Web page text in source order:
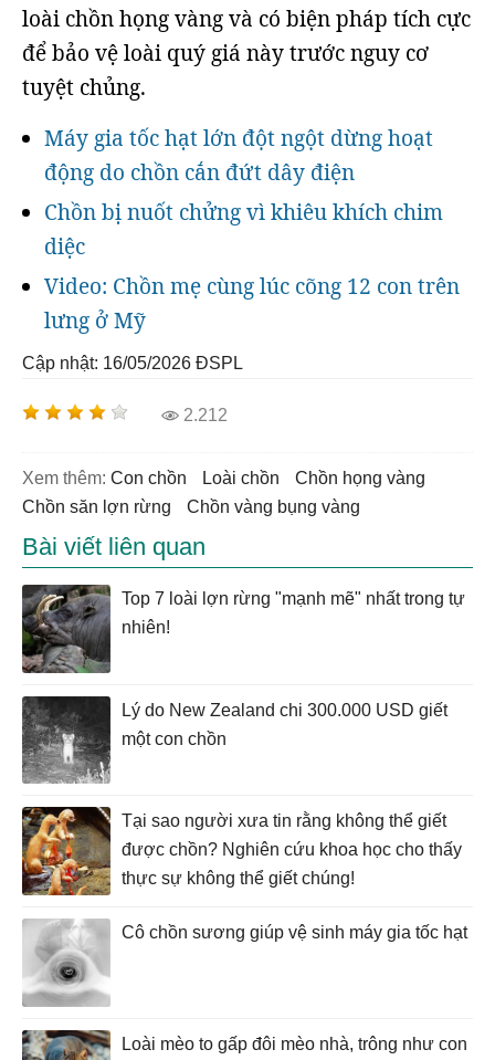
loài chồn họng vàng và có biện pháp tích cực
để bảo vệ loài quý giá này trước nguy cơ
tuyệt chủng.
Máy gia tốc hạt lớn đột ngột dừng hoạt
động do chồn cắn đứt dây điện
Chồn bị nuốt chửng vì khiêu khích chim
diệc
Video: Chồn mẹ cùng lúc cõng 12 con trên
lưng ở Mỹ
Cập nhật: 16/05/2026 ĐSPL
2.212
Xem thêm: con chồn loài chồn
chồn họng vàng
chồn săn lợn rừng
chồn vàng bụng vàng
Bài viết liên quan
Top 7 loài lợn rừng "mạnh mẽ" nhất trong tự
nhiên!
Lý do New Zealand chi 300.000 USD giết
một con chồn
Tại sao người xưa tin rằng không thể giết
được chồn? Nghiên cứu khoa học cho thấy
thực sự không thể giết chúng!
Cô chồn sương giúp vệ sinh máy gia tốc hạt
Loài mèo to gấp đôi mèo nhà, trông như con